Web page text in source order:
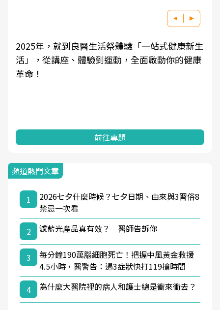
2025年，就到良醫生活祭體驗「一站式健康新生
活」，從講座、體驗到運動，全面啟動你的健康
革命！
前往專題
頻道熱門文章
1
2026七夕什麼時候？七夕日期、由來與3習俗8
禁忌一次看
2
濾藍光產品真有效？ 醫師告訴你
3
每分鐘190萬腦細胞死亡！把握中風黃金救援
4.5小時，醫警告：遇3症狀快打119搶時間
4
為什麼大醫院裡的病人和護士總是衝來衝去？